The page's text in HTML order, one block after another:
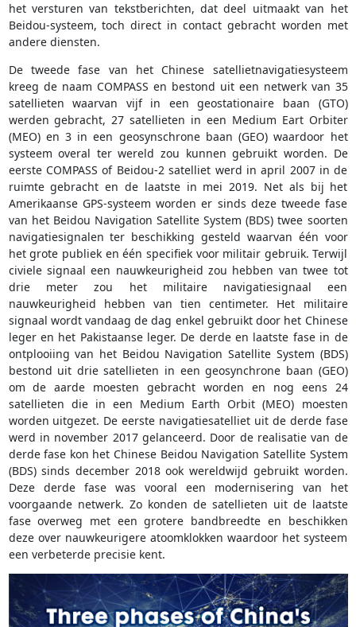
het versturen van tekstberichten, dat deel uitmaakt van het
Beidou-systeem, toch direct in contact gebracht worden met
andere diensten.
De tweede fase van het Chinese satellietnavigatiesysteem
kreeg de naam COMPASS en bestond uit een netwerk van 35
satellieten waarvan vijf in een geostationaire baan (GTO)
werden gebracht, 27 satellieten in een Medium Eart Orbiter
(MEO) en 3 in een geosynschrone baan (GEO) waardoor het
systeem overal ter wereld zou kunnen gebruikt worden. De
eerste COMPASS of Beidou-2 satelliet werd in april 2007 in de
ruimte gebracht en de laatste in mei 2019. Net als bij het
Amerikaanse GPS-systeem worden er sinds deze tweede fase
van het Beidou Navigation Satellite System (BDS) twee soorten
navigatiesignalen ter beschikking gesteld waarvan één voor
het grote publiek en één specifiek voor militair gebruik. Terwijl
civiele signaal een nauwkeurigheid zou hebben van twee tot
drie meter zou het militaire navigatiesignaal een
nauwkeurigheid hebben van tien centimeter. Het militaire
signaal wordt vandaag de dag enkel gebruikt door het Chinese
leger en het Pakistaanse leger. De derde en laatste fase in de
ontplooiing van het Beidou Navigation Satellite System (BDS)
bestond uit drie satellieten in een geosynchrone baan (GEO)
om de aarde moesten gebracht worden en nog eens 24
satellieten die in een Medium Earth Orbit (MEO) moesten
worden uitgezet. De eerste navigatiesatelliet uit de derde fase
werd in november 2017 gelanceerd. Door de realisatie van de
derde fase kon het Chinese Beidou Navigation Satellite System
(BDS) sinds december 2018 ook wereldwijd gebruikt worden.
Deze derde fase was vooral een modernisering van het
voorgaande netwerk. Zo konden de satellieten uit de laatste
fase overweg met een grotere bandbreedte en beschikken
deze over nauwkeurigere atoomklokken waardoor het systeem
een verbeterde precisie kent.